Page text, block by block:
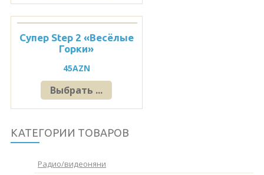
Супер Step 2 «Весёлые
Горки»
45AZN
Выбрать ...
КАТЕГОРИИ ТОВАРОВ
Pадио/видеоняни